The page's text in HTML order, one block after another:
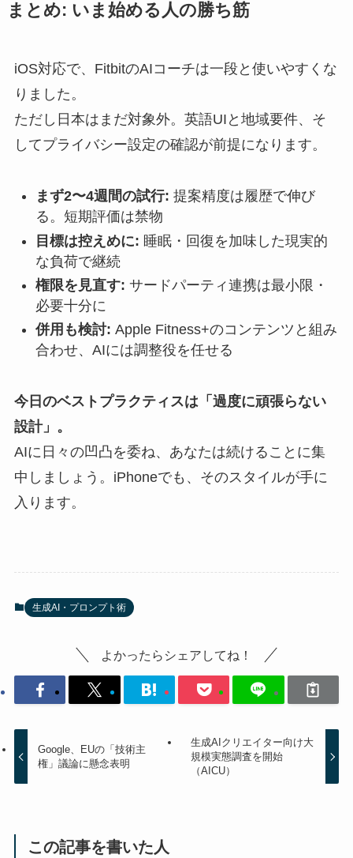
まとめ: いま始める人の勝ち筋
iOS対応で、FitbitのAIコーチは一段と使いやすくな
りました。
ただし日本はまだ対象外。英語UIと地域要件、そ
してプライバシー設定の確認が前提になります。
まず2〜4週間の試行: 提案精度は履歴で伸び
る。短期評価は禁物
目標は控えめに: 睡眠・回復を加味した現実的
な負荷で継続
権限を見直す: サードパーティ連携は最小限・
必要十分に
併用も検討: Apple Fitness+のコンテンツと組み
合わせ、AIには調整役を任せる
今日のベストプラクティスは「過度に頑張らない
設計」。
AIに日々の凹凸を委ね、あなたは続けることに集
中しましょう。iPhoneでも、そのスタイルが手に
入ります。
生成AI・プロンプト術
よかったらシェアしてね！
Google、EUの「技術主
権」議論に懸念表明
生成AIクリエイター向け大
規模実態調査を開始
（AICU）
この記事を書いた人